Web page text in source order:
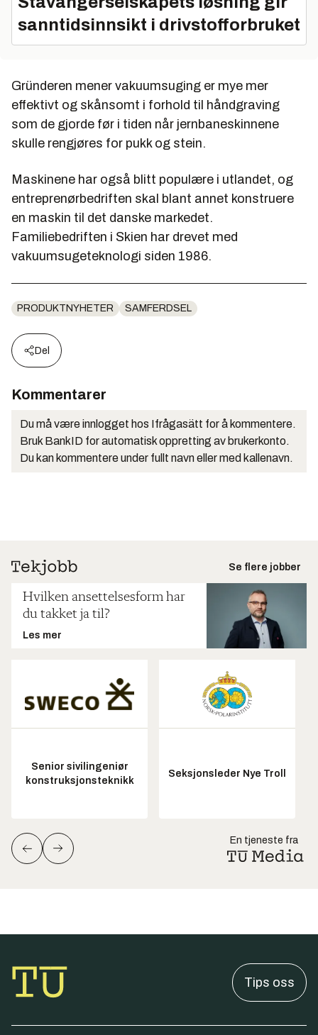
sanntidsinnsikt i drivstofforbruket
Gründeren mener vakuumsuging er mye mer
effektivt og skånsomt i forhold til håndgraving
som de gjorde før i tiden når jernbaneskinnene
skulle rengjøres for pukk og stein.
Maskinene har også blitt populære i utlandet, og
entreprenørbedriften skal blant annet konstruere
en maskin til det danske markedet.
Familiebedriften i Skien har drevet med
vakuumsugeteknologi siden 1986.
PRODUKTNYHETER SAMFERDSEL
Del
Kommentarer
Du må være innlogget hos Ifrågasätt for å kommentere.
Bruk BankID for automatisk oppretting av brukerkonto.
Du kan kommentere under fullt navn eller med kallenavn.
Se flere jobber
Hvilken ansettelsesform har
du takket ja til?
Les mer
Senior sivilingeniør
konstruksjonsteknikk
Seksjonsleder Nye Troll
En tjeneste fra
Tips oss